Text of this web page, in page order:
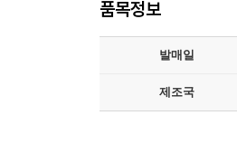
품목정보
발매일
제조국